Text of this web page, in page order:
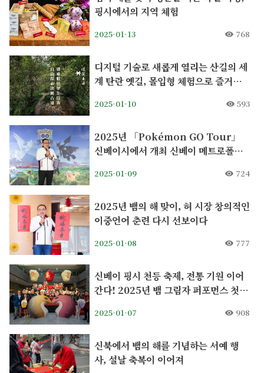
핑시에서의 지역 체험
2025-01-13 768
디지털 기술로 새롭게 열리는 산길의 세
계 탄란 옛길, 몰입형 체험으로 즐거운
2025-01-10 593
2025년 「Pokémon GO Tour」
신베이시에서 개최 신베이 메트로폴리
풍성
2025-01-09 724
2025년 뱀의 해 맞이, 허 시장 창의적인
이중언어 춘련 다시 선보이다
2025-01-08 777
신베이 핑시 천등 축제, 전통 기원 이어
간다! 2025년 뱀 그림자 퍼포먼스 첫
2025-01-07 908
신북에서 뱀의 해를 기념하는 서예 행
사, 설날 축복이 이어져